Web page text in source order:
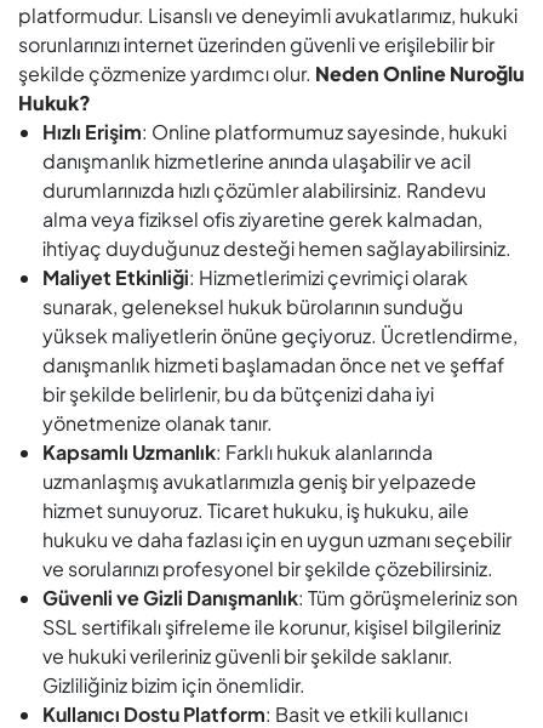
platformudur. Lisanslı ve deneyimli avukatlarımız, hukuki
sorunlarınızı internet üzerinden güvenli ve erişilebilir bir
şekilde çözmenize yardımcı olur. Neden Online Nuroğlu
Hukuk?
Hızlı Erişim: Online platformumuz sayesinde, hukuki
danışmanlık hizmetlerine anında ulaşabilir ve acil
durumlarınızda hızlı çözümler alabilirsiniz. Randevu
alma veya fiziksel ofis ziyaretine gerek kalmadan,
ihtiyaç duyduğunuz desteği hemen sağlayabilirsiniz.
Maliyet Etkinliği: Hizmetlerimizi çevrimiçi olarak
sunarak, geleneksel hukuk bürolarının sunduğu
yüksek maliyetlerin önüne geçiyoruz. Ücretlendirme,
danışmanlık hizmeti başlamadan önce net ve şeffaf
bir şekilde belirlenir, bu da bütçenizi daha iyi
yönetmenize olanak tanır.
Kapsamlı Uzmanlık: Farklı hukuk alanlarında
uzmanlaşmış avukatlarımızla geniş bir yelpazede
hizmet sunuyoruz. Ticaret hukuku, iş hukuku, aile
hukuku ve daha fazlası için en uygun uzmanı seçebilir
ve sorularınızı profesyonel bir şekilde çözebilirsiniz.
Güvenli ve Gizli Danışmanlık: Tüm görüşmeleriniz son
SSL sertifikalı şifreleme ile korunur, kişisel bilgileriniz
ve hukuki verileriniz güvenli bir şekilde saklanır.
Gizliliğiniz bizim için önemlidir.
Kullanıcı Dostu Platform: Basit ve etkili kullanıcı